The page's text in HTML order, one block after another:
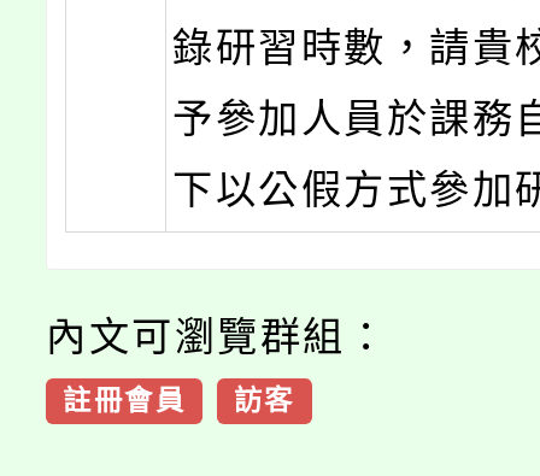
錄研習時數，請貴
予參加人員於課務
下以公假方式參加
內文可瀏覽群組：
註冊會員 訪客